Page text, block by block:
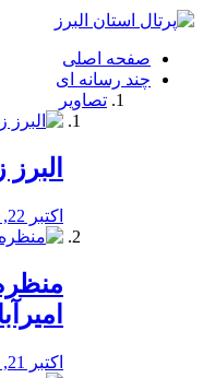
فصد
شرق
تهران
خشکشویی
صفحه اصلی
چند رسانه ای
تصاویر
البرز
اکتبر 22, 2019
اکتبر 21, 2019